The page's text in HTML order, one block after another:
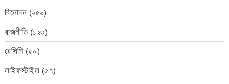
বিনোদন (২৫৬)
রাজনীতি(১২৩)
রেসিপি(৫০)
লাইফস্টাইল (৫৭)